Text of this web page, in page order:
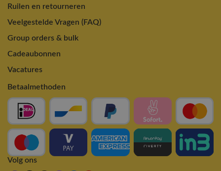
Ruilen en retourneren
Veelgestelde Vragen (FAQ)
Group orders & bulk
Cadeaubonnen
Vacatures
Betaalmethoden
Volg ons